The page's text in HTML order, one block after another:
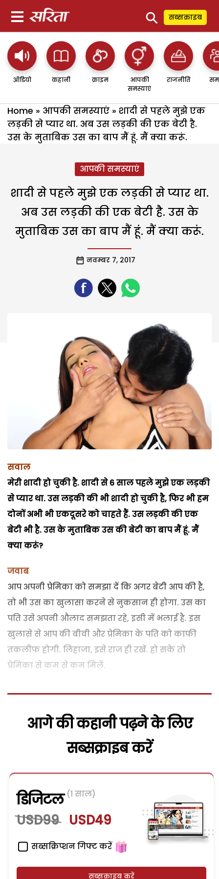
⚲ सब्सक्राइब
ऑडियो कहानी क्राइम
आपकी
समस्याएं
राजनीति
Home » आपकी समस्याएं » शादी से पहले मुझे एक
लड़की से प्यार था. अब उस लड़की की एक बेटी है.
उस के मुताबिक उस का बाप मैं हूं. मैं क्या करूं.
आपकी समस्याएं
शादी से पहले मुझे एक लड़की से प्यार था.
अब उस लड़की की एक बेटी है. उस के
मुताबिक उस का बाप मैं हूं. मैं क्या करूं.
नवम्बर 7, 2017
सवाल
मेरी शादी हो चुकी है. शादी से 6 साल पहले मुझे एक लड़की
से प्यार था. उस लड़की की भी शादी हो चुकी है, फिर भी हम
दोनों अभी भी एकदूसरे को चाहते हैं. उस लड़की की एक
बेटी भी है. उस के मुताबिक उस की बेटी का बाप मैं हूं. मैं
क्या करूं?
जवाब
आप अपनी प्रेमिका को समझा दें कि अगर बेटी आप की है,
तो भी उस का खुलासा करने से नुकसान ही होगा. उस का
पति उसे अपनी औलाद समझता रहे, इसी में भलाई है. इस
खुलासे से आप की बीवी और प्रेमिका के पति को काफी
तकलीफ होगी. लिहाजा, इसे राज ही रखें. हो सके तो
प्रेमिका से कम से कम मिलें.
आगे की कहानी पढ़ने के लिए
सब्सक्राइब करें
डिजिटल (1 साल)
USD99 USD49
सब्सक्रिप्शन गिफ्ट करें
सब्सक्राइब करें